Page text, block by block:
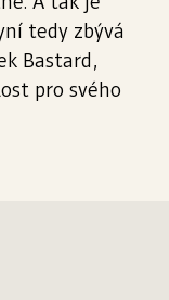
tedy zbývá
Bastard,
pro svého